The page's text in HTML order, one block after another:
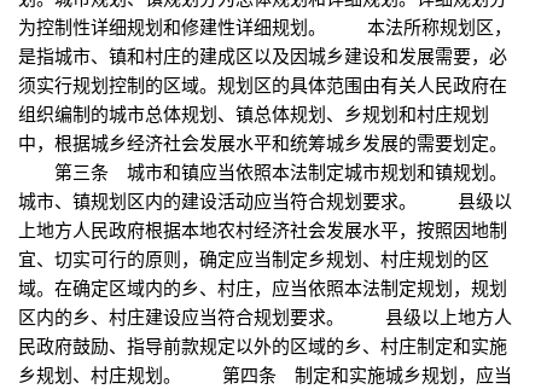
为控制性详细规划和修建性详细规划。 本法所称规划区，
是指城市、镇和村庄的建成区以及因城乡建设和发展需要，必
须实行规划控制的区域。规划区的具体范围由有关人民政府在
组织编制的城市总体规划、镇总体规划、乡规划和村庄规划
中，根据城乡经济社会发展水平和统筹城乡发展的需要划定。
第三条 城市和镇应当依照本法制定城市规划和镇规划。
城市、镇规划区内的建设活动应当符合规划要求。 县级以
上地方人民政府根据本地农村经济社会发展水平，按照因地制
宜、切实可行的原则，确定应当制定乡规划、村庄规划的区
域。在确定区域内的乡、村庄，应当依照本法制定规划，规划
区内的乡、村庄建设应当符合规划要求。 县级以上地方人
民政府鼓励、指导前款规定以外的区域的乡、村庄制定和实施
乡规划、村庄规划。 第四条 制定和实施城乡规划，应当